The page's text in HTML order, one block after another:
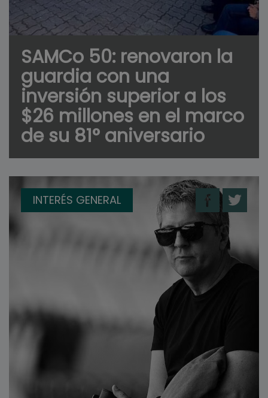
SAMCo 50: renovaron la
guardia con una
inversión superior a los
$26 millones en el marco
de su 81° aniversario
INTERÉS GENERAL